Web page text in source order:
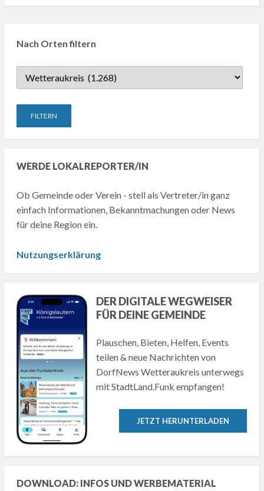
Nach Orten filtern
WERDE LOKALREPORTER/IN
Ob Gemeinde oder Verein - stell als Vertreter/in ganz
einfach Informationen, Bekanntmachungen oder News
für deine Region ein.
Nutzungserklärung
DER DIGITALE WEGWEISER
FÜR DEINE GEMEINDE
Plauschen, Bieten, Helfen, Events
teilen & neue Nachrichten von
DorfNews Wetteraukreis unterwegs
mit StadtLand.Funk empfangen!
JETZT HERUNTERLADEN
DOWNLOAD: INFOS UND WERBEMATERIAL